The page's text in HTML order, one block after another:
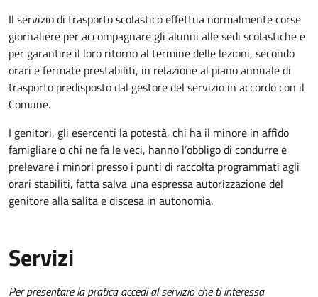
Il servizio di trasporto scolastico effettua normalmente corse
giornaliere per accompagnare gli alunni alle sedi scolastiche e
per garantire il loro ritorno al termine delle lezioni, secondo
orari e fermate prestabiliti, in relazione al piano annuale di
trasporto predisposto dal gestore del servizio in accordo con il
Comune.
I genitori, gli esercenti la potestà, chi ha il minore in affido
famigliare o chi ne fa le veci, hanno l’obbligo di condurre e
prelevare i minori presso i punti di raccolta programmati agli
orari stabiliti, fatta salva una espressa autorizzazione del
genitore alla salita e discesa in autonomia.
Servizi
Per presentare la pratica accedi al servizio che ti interessa